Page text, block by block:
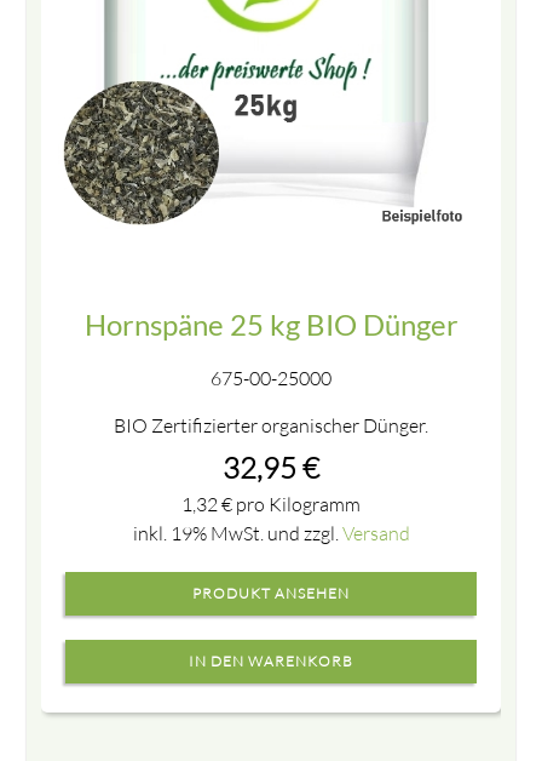
Hornspäne 25 kg BIO Dünger
675-00-25000
BIO Zertifizierter organischer Dünger.
32,95 €
1,32 € pro Kilogramm
inkl. 19% MwSt. und zzgl. Versand
PRODUKT ANSEHEN